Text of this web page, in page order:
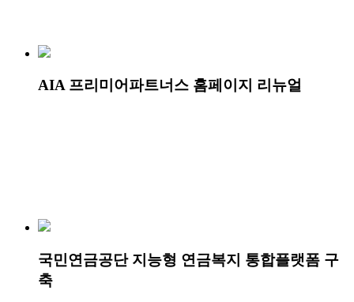
AIA 프리미어파트너스 홈페이지 리뉴얼
국민연금공단 지능형 연금복지 통합플랫폼 구
축